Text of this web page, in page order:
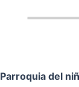
Parroquia del